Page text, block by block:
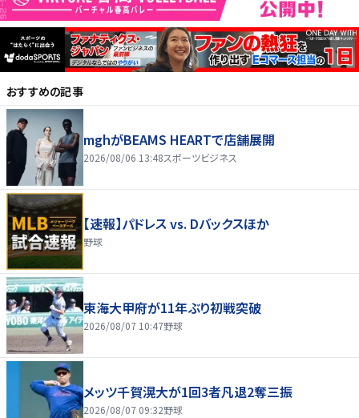
おすすめの記事
mghがBEAMS HEARTで店舗展開
2026/08/06 13:48スポーツビジネス
【速報】パドレス vs. Dバックスほか
野球
東海大甲府が11年ぶり初戦突破
2026/08/07 10:47野球
メッツ千賀滉大が1回3者凡退2奪三振
2026/08/07 09:32野球